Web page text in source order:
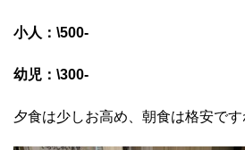
小人：\500-
幼児：\300-
夕食は少しお高め、朝食は格安です